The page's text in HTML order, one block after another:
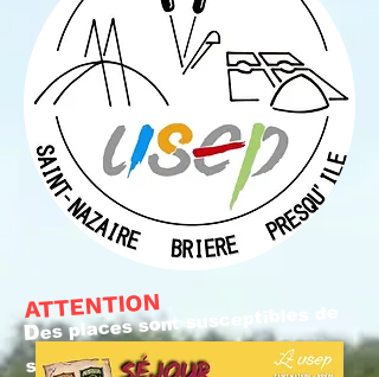
ATTENTION
Des places sont susceptibles de
se libérer prochainement